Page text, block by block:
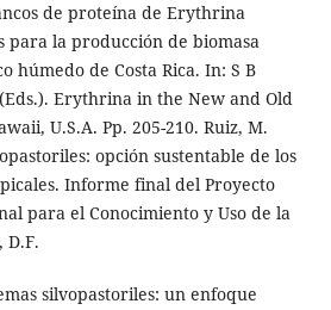
de proteína de Erythrina
para la producción de biomasa
húmedo de Costa Rica. In: S B
Erythrina in the New and Old
U.S.A. Pp. 205-210. Ruiz, M.
opción sustentable de los
Informe final del Proyecto
para el Conocimiento y Uso de la
D.F.
silvopastoriles: un enfoque